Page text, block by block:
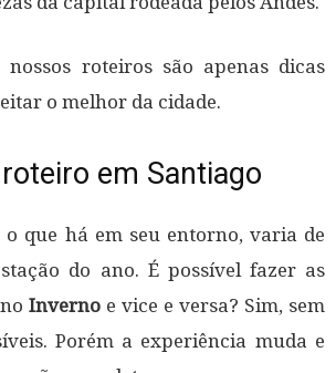
nossos roteiros são apenas dicas
o melhor da cidade.
em Santiago
o que há em seu entorno, varia de
do ano. É possível fazer as
no Inverno e vice e versa? Sim, sem
Porém a experiência muda e